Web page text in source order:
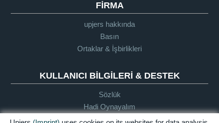
FIRMA
upjers hakkında
Basın
Ortaklar & İşbirlikleri
KULLANICI BILGILERI & DESTEK
Sözlük
Hadi Oynayalım
Destek